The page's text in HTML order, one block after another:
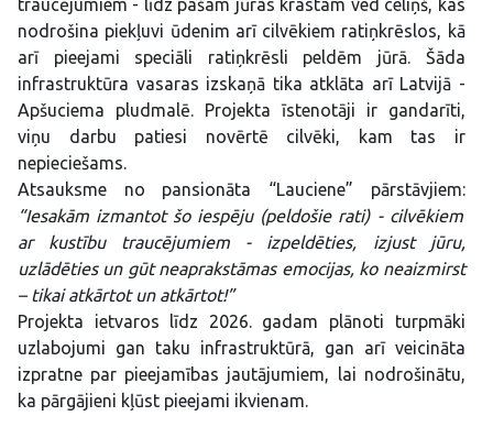
traucējumiem - līdz pašam jūras krastam ved celiņš, kas
nodrošina piekļuvi ūdenim arī cilvēkiem ratiņkrēslos, kā
arī pieejami speciāli ratiņkrēsli peldēm jūrā. Šāda
infrastruktūra vasaras izskaņā tika atklāta arī Latvijā -
Apšuciema pludmalē. Projekta īstenotāji ir gandarīti,
viņu darbu patiesi novērtē cilvēki, kam tas ir
nepieciešams.
Atsauksme no pansionāta “Lauciene” pārstāvjiem:
“Iesakām izmantot šo iespēju (peldošie rati) - cilvēkiem
ar kustību traucējumiem - izpeldēties, izjust jūru,
uzlādēties un gūt neaprakstāmas emocijas, ko neaizmirst
– tikai atkārtot un atkārtot!”
Projekta ietvaros līdz 2026. gadam plānoti turpmāki
uzlabojumi gan taku infrastruktūrā, gan arī veicināta
izpratne par pieejamības jautājumiem, lai nodrošinātu,
ka pārgājieni kļūst pieejami ikvienam.